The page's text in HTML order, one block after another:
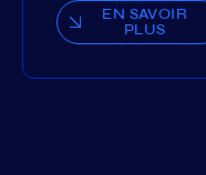
EN SAVOIR
PLUS